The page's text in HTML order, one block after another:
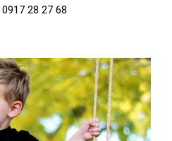
28 27 68